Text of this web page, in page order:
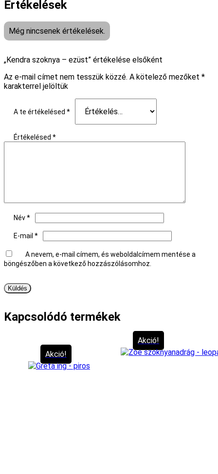
Értékelések
Még nincsenek értékelések.
„Kendra szoknya – ezüst” értékelése elsőként
Az e-mail címet nem tesszük közzé. A kötelező mezőket *
karakterrel jelöltük
A te értékelésed *
Értékelésed *
Név*
E-mail *
A nevem, e-mail címem, és weboldalcímem mentése a
böngészőben a következő hozzászólásomhoz.
Kapcsolódó termékek
Akció!
Akció!